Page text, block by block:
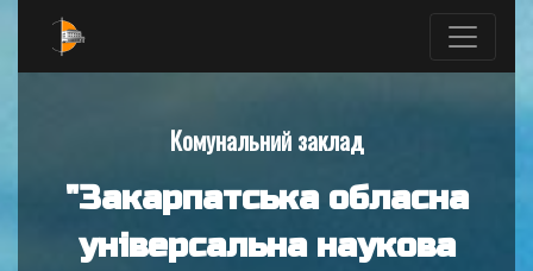
Комунальний заклад
"Закарпатська обласна
універсальна наукова